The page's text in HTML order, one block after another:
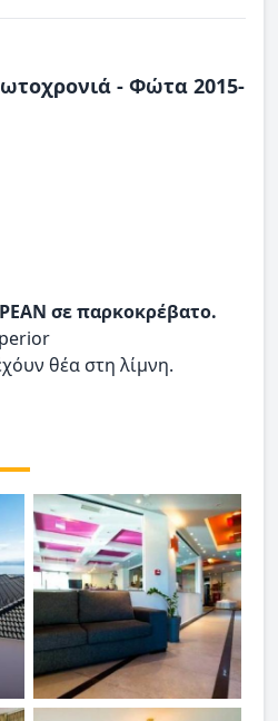
- Φώτα 2015-
σε παρκοκρέβατο.
θέα στη λίμνη.